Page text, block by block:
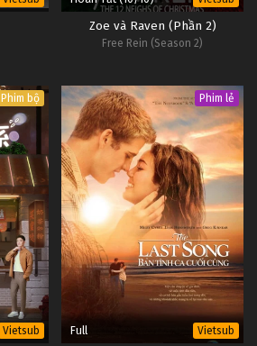
Zoe và Raven (Phần 2)
Free Rein (Season 2)
Phim bộ
Vietsub
Phim lẻ
Full Vietsub